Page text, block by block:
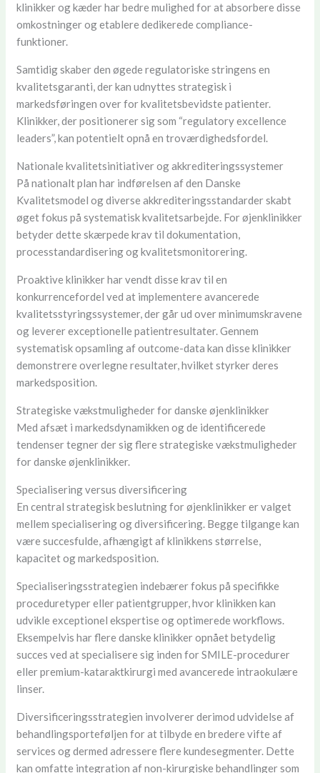
klinikker og kæder har bedre mulighed for at absorbere disse
omkostninger og etablere dedikerede compliance-
funktioner.
Samtidig skaber den øgede regulatoriske stringens en
kvalitetsgaranti, der kan udnyttes strategisk i
markedsføringen over for kvalitetsbevidste patienter.
Klinikker, der positionerer sig som “regulatory excellence
leaders”, kan potentielt opnå en troværdighedsfordel.
Nationale kvalitetsinitiativer og akkrediteringssystemer
På nationalt plan har indførelsen af den Danske
Kvalitetsmodel og diverse akkrediteringsstandarder skabt
øget fokus på systematisk kvalitetsarbejde. For øjenklinikker
betyder dette skærpede krav til dokumentation,
processtandardisering og kvalitetsmonitorering.
Proaktive klinikker har vendt disse krav til en
konkurrencefordel ved at implementere avancerede
kvalitetsstyringssystemer, der går ud over minimumskravene
og leverer exceptionelle patientresultater. Gennem
systematisk opsamling af outcome-data kan disse klinikker
demonstrere overlegne resultater, hvilket styrker deres
markedsposition.
Strategiske vækstmuligheder for danske øjenklinikker
Med afsæt i markedsdynamikken og de identificerede
tendenser tegner der sig flere strategiske vækstmuligheder
for danske øjenklinikker.
Specialisering versus diversificering
En central strategisk beslutning for øjenklinikker er valget
mellem specialisering og diversificering. Begge tilgange kan
være succesfulde, afhængigt af klinikkens størrelse,
kapacitet og markedsposition.
Specialiseringsstrategien indebærer fokus på specifikke
proceduretyper eller patientgrupper, hvor klinikken kan
udvikle exceptionel ekspertise og optimerede workflows.
Eksempelvis har flere danske klinikker opnået betydelig
succes ved at specialisere sig inden for SMILE-procedurer
eller premium-kataraktkirurgi med avancerede intraokulære
linser.
Diversificeringsstrategien involverer derimod udvidelse af
behandlingsporteføljen for at tilbyde en bredere vifte af
services og dermed adressere flere kundesegmenter. Dette
kan omfatte integration af non-kirurgiske behandlinger som